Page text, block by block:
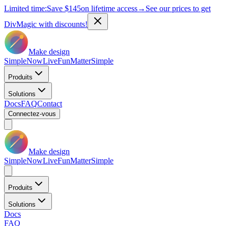
Limited time:Save $145on lifetime access→ See our prices to get
DivMagic with discounts!
Make design
SimpleNowLiveFunMatterSimple
Produits
Solutions
DocsFAQContact
Connectez-vous
Make design
SimpleNowLiveFunMatterSimple
Produits
Solutions
Docs
FAQ